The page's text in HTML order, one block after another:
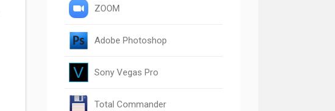
ZOOM
Adobe Photoshop
Sony Vegas Pro
Total Commander